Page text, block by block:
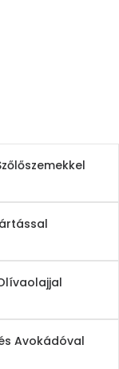
Avokádóval